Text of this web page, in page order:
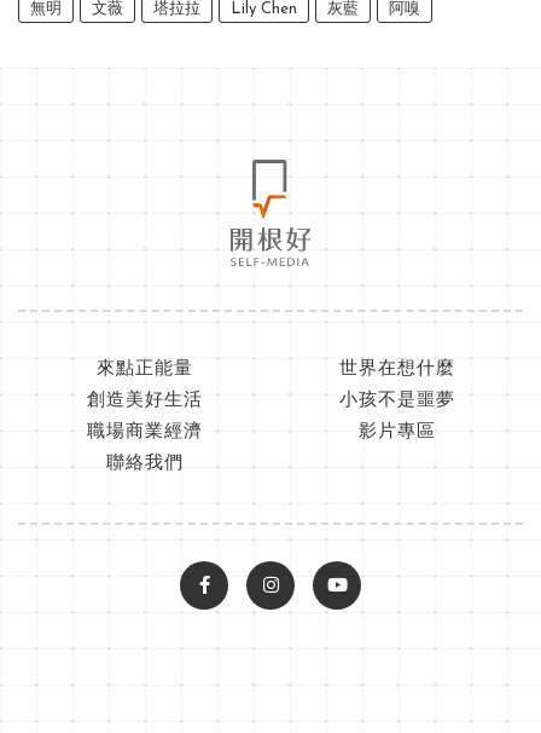
無明 文薇 塔拉拉 Lily Chen 灰藍 阿嗅
來點正能量
世界在想什麼
創造美好生活
小孩不是噩夢
職場商業經濟
影片專區
聯絡我們